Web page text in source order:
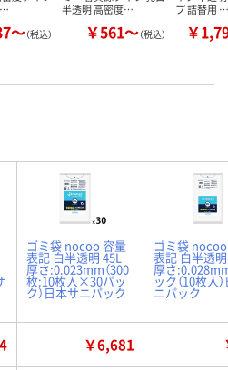
～（税込）
半透明 高密度…
￥561～（税込）
プ 詰替用 …
￥
ゴミ袋 nocoo 容量
表記 白半透明 45L
厚さ:0.023mm（300
枚:10枚入×30パッ
ク）日本サニパック
ゴミ袋
表記 白半透
厚さ
ック（10枚入
ニパック
￥6,681